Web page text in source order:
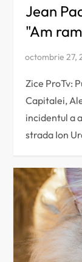
Jean
"Am
Zice ProTv:
Capitalei,
incidentul a
strada Ion